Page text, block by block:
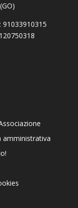
91033910315
amministrativa